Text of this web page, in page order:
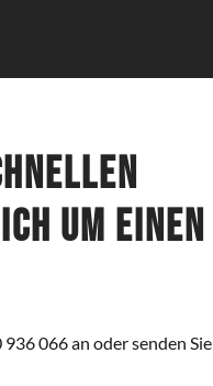
um einen
066 an oder senden Sie